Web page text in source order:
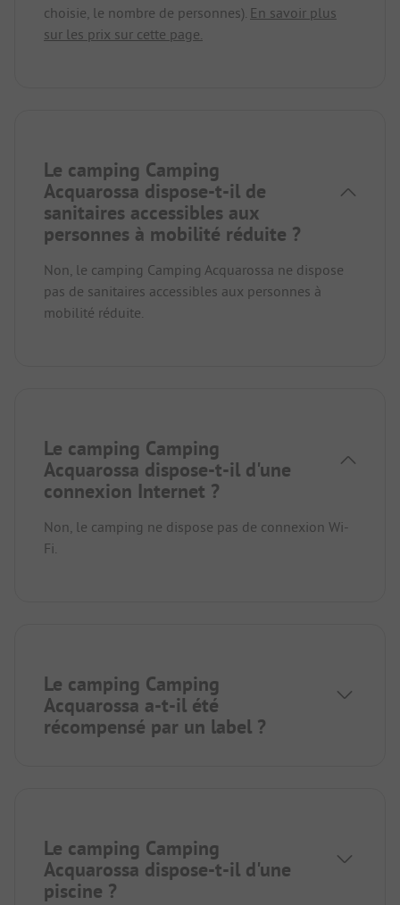
choisie, le nombre de personnes). En savoir plus
sur les prix sur cette page.
Le camping Camping
Acquarossa dispose-t-il de
sanitaires accessibles aux
personnes à mobilité réduite ?
Non, le camping Camping Acquarossa ne dispose
pas de sanitaires accessibles aux personnes à
mobilité réduite.
Le camping Camping
Acquarossa dispose-t-il d'une
connexion Internet ?
Non, le camping ne dispose pas de connexion Wi-
Fi.
Le camping Camping
Acquarossa a-t-il été
récompensé par un label ?
Le camping Camping
Acquarossa dispose-t-il d'une
piscine ?